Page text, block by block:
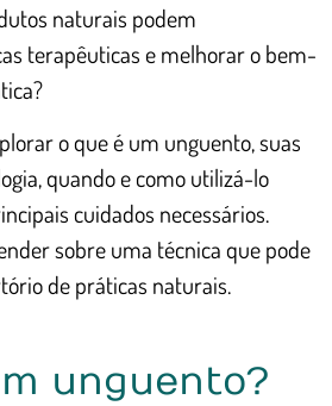
naturais podem
terapêuticas e melhorar o bem-
o que é um unguento, suas
quando e como utilizá-lo
cuidados necessários.
sobre uma técnica que pode
de práticas naturais.
unguento?